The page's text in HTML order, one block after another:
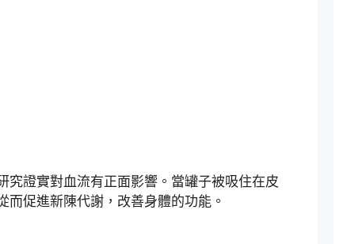
證實對血流有正面影響。當罐子被吸住在皮
促進新陳代謝，改善身體的功能。